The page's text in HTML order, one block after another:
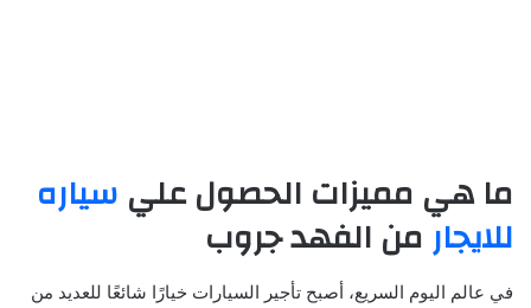
ما هي مميزات الحصول علي سياره
للايجارمن الفهد جروب
في عالم اليوم السريع، أصبح تأجير السيارات خيارًا شائعًا للعديد من